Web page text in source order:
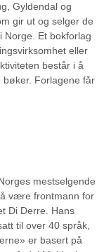
Gyldendal og
gir ut og selger de
Norge. Et bokforlag
eller
består i å
Forlagene får
mestselgende
være frontmann for
Di Derre. Hans
til over 40 språk,
er basert på